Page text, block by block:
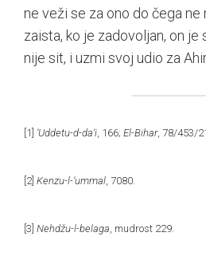
ne veži se za ono do čega
zaista, ko je zadovoljan, on je
nije sit, i uzmi svoj udio za
[1] ‘Uddetu-d-da‘i, 166; El-Bihar, 78/453/
[2] Kenzu-l-‘ummal, 7080.
[3] Nehdžu-l-belaga, mudrost 229.